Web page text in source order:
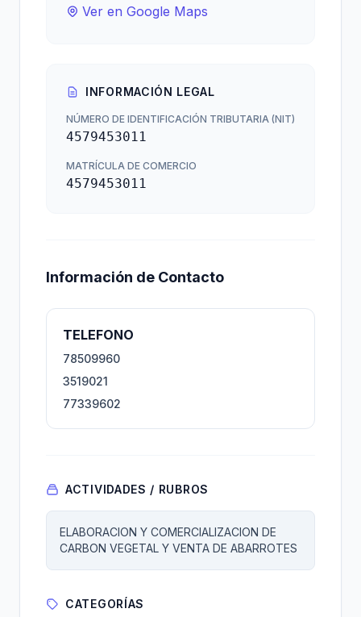
Ver en Google Maps
INFORMACIÓN LEGAL
NÚMERO DE IDENTIFICACIÓN TRIBUTARIA (NIT)
4579453011
MATRÍCULA DE COMERCIO
4579453011
Información de Contacto
TELEFONO
78509960
3519021
77339602
ACTIVIDADES / RUBROS
ELABORACION Y COMERCIALIZACION DE
CARBON VEGETAL Y VENTA DE ABARROTES
CATEGORÍAS